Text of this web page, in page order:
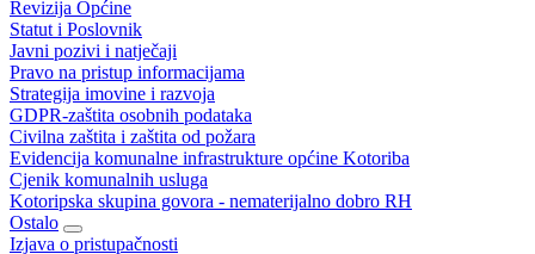
Revizija Općine
Statut i Poslovnik
Javni pozivi i natječaji
Pravo na pristup informacijama
Strategija imovine i razvoja
GDPR-zaštita osobnih podataka
Civilna zaštita i zaštita od požara
Evidencija komunalne infrastrukture općine Kotoriba
Cjenik komunalnih usluga
Kotoripska skupina govora - nematerijalno dobro RH
Ostalo
Izjava o pristupačnosti